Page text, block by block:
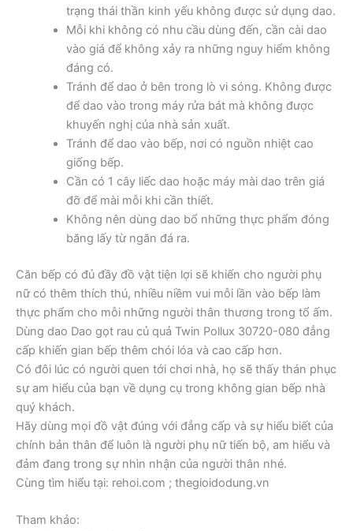
trạng thái thần kinh yếu không được sử dụng dao.
Mỗi khi không có nhu cầu dùng đến, cần cài dao
vào giá để không xảy ra những nguy hiểm không
đáng có.
Tránh để dao ở bên trong lò vi sóng. Không được
để dao vào trong máy rửa bát mà không được
khuyến nghị của nhà sản xuất.
Tránh để dao vào bếp, nơi có nguồn nhiệt cao
giống bếp.
Cần có 1 cây liếc dao hoặc máy mài dao trên giá
đỡ để mài mỗi khi cần thiết.
Không nên dùng dao bổ những thực phẩm đóng
băng lấy từ ngăn đá ra.
Căn bếp có đủ đầy đồ vật tiện lợi sẽ khiến cho người phụ
nữ có thêm thích thú, nhiều niềm vui mỗi lần vào bếp làm
thực phẩm cho mỗi những người thân thương trong tổ ấm.
Dùng dao Dao gọt rau củ quả Twin Pollux 30720-080 đẳng
cấp khiến gian bếp thêm chói lóa và cao cấp hơn.
Có đôi lúc có người quen tới chơi nhà, họ sẽ thấy thán phục
sự am hiểu của bạn về dụng cụ trong không gian bếp nhà
quý khách.
Hãy dùng mọi đồ vật đúng với đẳng cấp và sự hiểu biết của
chính bản thân để luôn là người phụ nữ tiến bộ, am hiểu và
đảm đang trong sự nhìn nhận của người thân nhé.
Cùng tìm hiểu tại: rehoi.com ; thegioidodung.vn
Tham khảo: